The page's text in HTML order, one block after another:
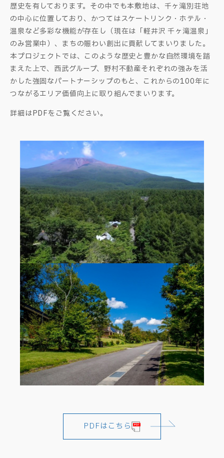
歴史を有しております。その中でも本敷地は、千ヶ滝別荘地
の中心に位置しており、かつてはスケートリンク・ホテル・
温泉など多彩な機能が存在し（現在は「軽井沢 千ヶ滝温泉」
のみ営業中）、まちの賑わい創出に貢献してまいりました。
本プロジェクトでは、このような歴史と豊かな自然環境を踏
まえた上で、西武グループ、野村不動産それぞれの強みを活
かした強固なパートナーシップのもと、これからの100年に
つながるエリア価値向上に取り組んでまいります。
詳細はPDFをご覧ください。
PDFはこちら